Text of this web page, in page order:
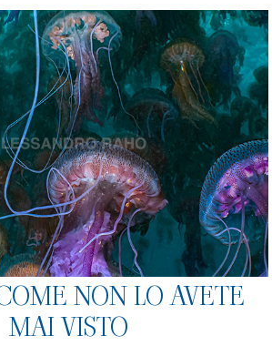
NON LO AVETE
MAI VISTO